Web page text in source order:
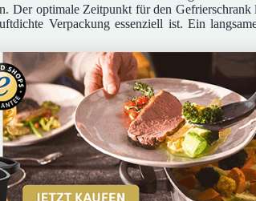
Der optimale Zeitpunkt für den
Verpackung essenziell ist. Ein